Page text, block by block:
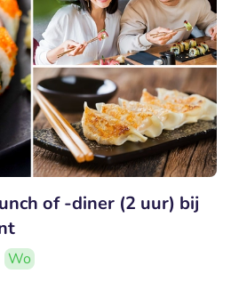
of -diner (2 uur) bij
Wo